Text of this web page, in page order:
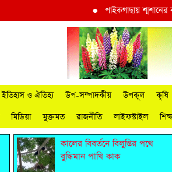
পাইকগাছায় শ্মশানের
ইতিহাস ও ঐতিহ্য উপ-সম্পাদকীয় উপকূল কৃষি
মিডিয়া মুক্তমত রাজনীতি লাইফস্টাইল
কালের বিবর্তনে বিলুপ্তির পথে
বুদ্ধিমান পাখি কাক